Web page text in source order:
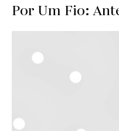
Por Um Fio: